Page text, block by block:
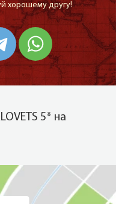
хорошему другу!
5* на